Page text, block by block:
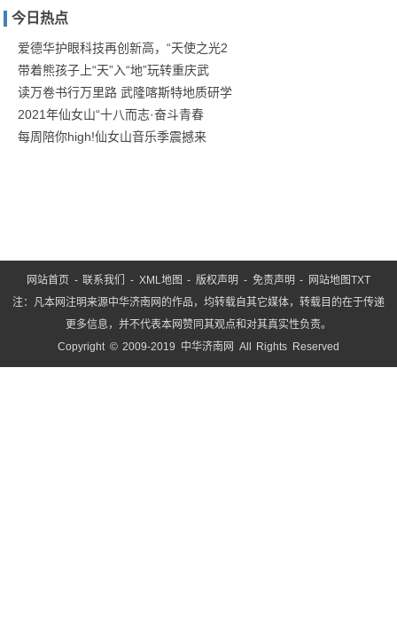
对
“教
育
就
是
服
今日热点
爱德华护眼科技再创新高，“天使之光2
带着熊孩子上“天”入“地”玩转重庆武
读万卷书行万里路 武隆喀斯特地质研学
2021年仙女山“十八而志·奋斗青春
每周陪你high!仙女山音乐季震撼来
网站首页 -联系我们 - XML地图 -版权声明 - 免责声明 - 网站地图TXT
注：凡本网注明来源中华济南网的作品，均转载自其它媒体，转载目的在于传递
更多信息，并不代表本网赞同其观点和对其真实性负责。
Copyright © 2009-2019 中华济南网 All Rights Reserved